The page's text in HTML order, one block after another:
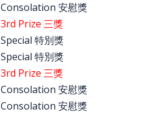
Consolation 安慰獎
3rd Prize 三獎
Special 特別獎
Special 特別獎
3rd Prize 三獎
Consolation 安慰獎
Consolation 安慰獎